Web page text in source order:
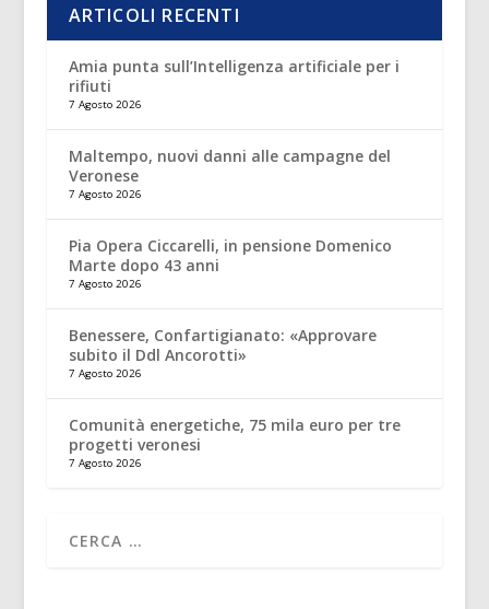
ARTICOLI RECENTI
Amia punta sull’Intelligenza artificiale per i
rifiuti
7 Agosto 2026
Maltempo, nuovi danni alle campagne del
Veronese
7 Agosto 2026
Pia Opera Ciccarelli, in pensione Domenico
Marte dopo 43 anni
7 Agosto 2026
Benessere, Confartigianato: «Approvare
subito il Ddl Ancorotti»
7 Agosto 2026
Comunità energetiche, 75 mila euro per tre
progetti veronesi
7 Agosto 2026